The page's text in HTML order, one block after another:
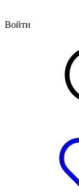
Войти